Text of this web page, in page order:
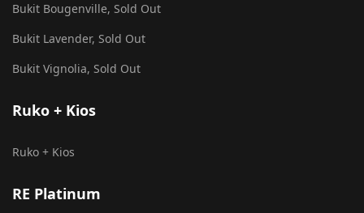
Bukit Bougenville, Sold Out
Bukit Lavender, Sold Out
Bukit Vignolia, Sold Out
Ruko + Kios
Ruko + Kios
RE Platinum